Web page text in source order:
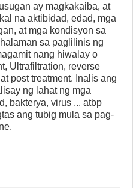
ay magkakaiba, at
na aktibidad, edad, mga
at mga kondisyon sa
sa paglilinis ng
nang hiwalay o
Ultrafiltration, reverse
post treatment. Inalis ang
ng lahat ng mga
bakterya, virus ... atbp
ang tubig mula sa pag-